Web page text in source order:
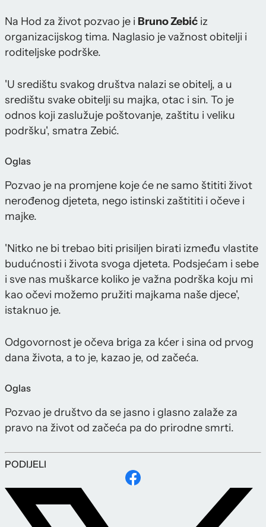
Na Hod za život pozvao je i Bruno Zebić iz
organizacijskog tima. Naglasio je važnost obitelji i
roditeljske podrške.
'U središtu svakog društva nalazi se obitelj, a u
središtu svake obitelji su majka, otac i sin. To je
odnos koji zaslužuje poštovanje, zaštitu i veliku
podršku', smatra Zebić.
Oglas
Pozvao je na promjene koje će ne samo štititi život
nerođenog djeteta, nego istinski zaštititi i očeve i
majke.
'Nitko ne bi trebao biti prisiljen birati između vlastite
budućnosti i života svoga djeteta. Podsjećam i sebe
i sve nas muškarce koliko je važna podrška koju mi
kao očevi možemo pružiti majkama naše djece',
istaknuo je.
Odgovornost je očeva briga za kćer i sina od prvog
dana života, a to je, kazao je, od začeća.
Oglas
Pozvao je društvo da se jasno i glasno zalaže za
pravo na život od začeća pa do prirodne smrti.
PODIJELI